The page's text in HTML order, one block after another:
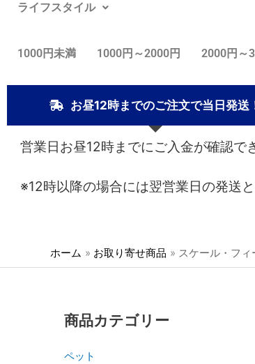
ライフスタイル
1000円未満 1000円～2000円 2000円～
お昼12時までのご注文で当日発送
営業日お昼12時までにご入金が確認で
※12時以降の場合には翌営業日の発送と
ホーム お取り寄せ商品 スケール・フ
商品カテゴリー
ペット